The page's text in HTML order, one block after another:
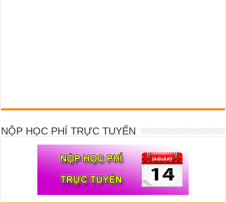
NỘP HỌC PHÍ TRỰC TUYẾN